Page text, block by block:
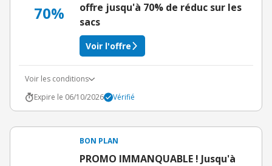
70%
offre jusqu'à 70% de réduc sur les
sacs
Voir l'offre
Voir les conditions
Expire le 06/10/2026
Vérifié
BON PLAN
PROMO IMMANQUABLE ! Jusqu'à